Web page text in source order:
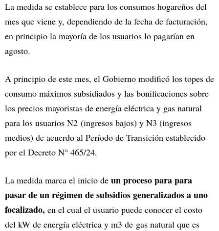
La medida se establece para los consumos hogareños del
mes que viene y, dependiendo de la fecha de facturación,
en principio la mayoría de los usuarios lo pagarían en
agosto.
A principio de este mes, el Gobierno modificó los topes de
consumo máximos subsidiados y las bonificaciones sobre
los precios mayoristas de energía eléctrica y gas natural
para los usuarios N2 (ingresos bajos) y N3 (ingresos
medios) de acuerdo al Período de Transición establecido
por el Decreto N° 465/24.
La medida marca el inicio de un proceso para para
pasar de un régimen de subsidios generalizados a uno
focalizado, en el cual el usuario puede conocer el costo
del kW de energía eléctrica y m3 de gas natural que es